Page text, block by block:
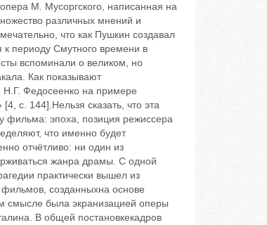
М. Мусоргского, написанная на
различных мнений и
что как Пушкин создавал
к периоду Смутного времени в
вспоминали о великом, но
Как показывают
Н.Г. Федосеенко на примере
с. 144].Нельзя сказать, что эта
фильма: эпоха, позиция режиссера
что именно будет
отчётливо: ни один из
жанра драмы. С одной
практически вышел из
созданныхна основе
смысле была экранизацией оперы
В общей постановкекадров